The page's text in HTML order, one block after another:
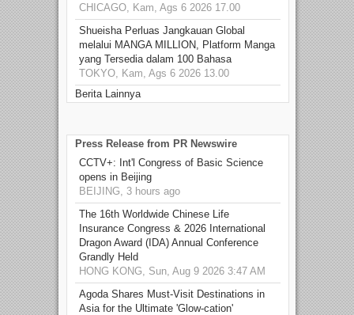
CHICAGO, Kam, Ags 6 2026 17.00
Shueisha Perluas Jangkauan Global
melalui MANGA MILLION, Platform Manga
yang Tersedia dalam 100 Bahasa
TOKYO, Kam, Ags 6 2026 13.00
Berita Lainnya
Press Release from PR Newswire
CCTV+: Int'l Congress of Basic Science
opens in Beijing
BEIJING, 3 hours ago
The 16th Worldwide Chinese Life
Insurance Congress & 2026 International
Dragon Award (IDA) Annual Conference
Grandly Held
HONG KONG, Sun, Aug 9 2026 3:47 AM
Agoda Shares Must-Visit Destinations in
Asia for the Ultimate 'Glow-cation'